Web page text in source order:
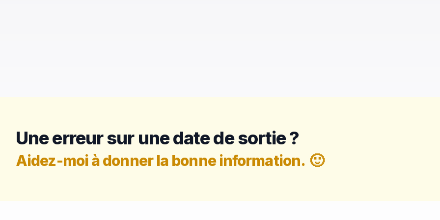
Une erreur sur une date de sortie ?
Aidez-moi à donner la bonne information. 🙂